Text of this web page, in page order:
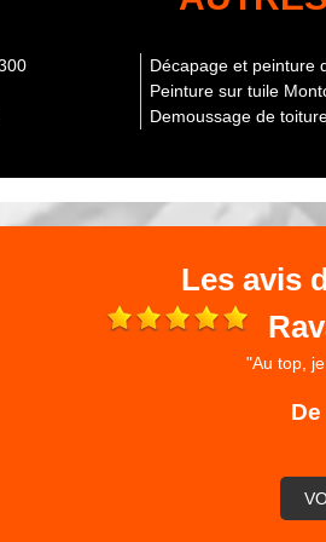
le crépi de façade consiste à protéger
application nécessite un savoir-faire
faire appel à un professionnel
peut être faite avant ou après le
des fissures, le remplacement des
que ce soit de l’Enduit de façade
est du recours de notre entreprise.
comme Isère rénovation pour prendre
qu’il est toujours nécessaire d’avoir les
Etant professionnel et expérimenté
Décapage et peinture
Peinture sur tuile
Demoussage de
Les avis
"Au top,